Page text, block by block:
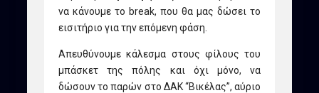
να κάνουμε το break, που θα μας δώσει το
εισιτήριο για την επόμενη φάση.
Απευθύνουμε κάλεσμα στους φίλους του
μπάσκετ της πόλης και όχι μόνο, να
δώσουν το παρών στο ΔΑΚ “Βικέλας”, αύριο